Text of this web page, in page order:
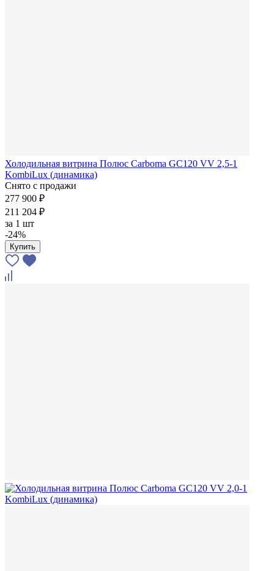
Холодильная витрина Полюс Carboma GC120 VV 2,5-1
KombiLux (динамика)
Снято с продажи
277 900 ₽
211 204 ₽
за 1 шт
-24%
Купить